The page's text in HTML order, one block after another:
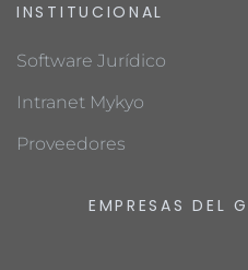
INSTITUCIONAL
Software Jurídico
Intranet Mykyo
Proveedores
EMPRESAS DEL